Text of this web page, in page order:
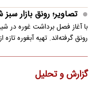
تصاویر؛ رونق بازار سبز
با آغاز فصل برداشت غوره در
رونق گرفته‌اند. تهیه آبغوره
گزارش و تحلیل